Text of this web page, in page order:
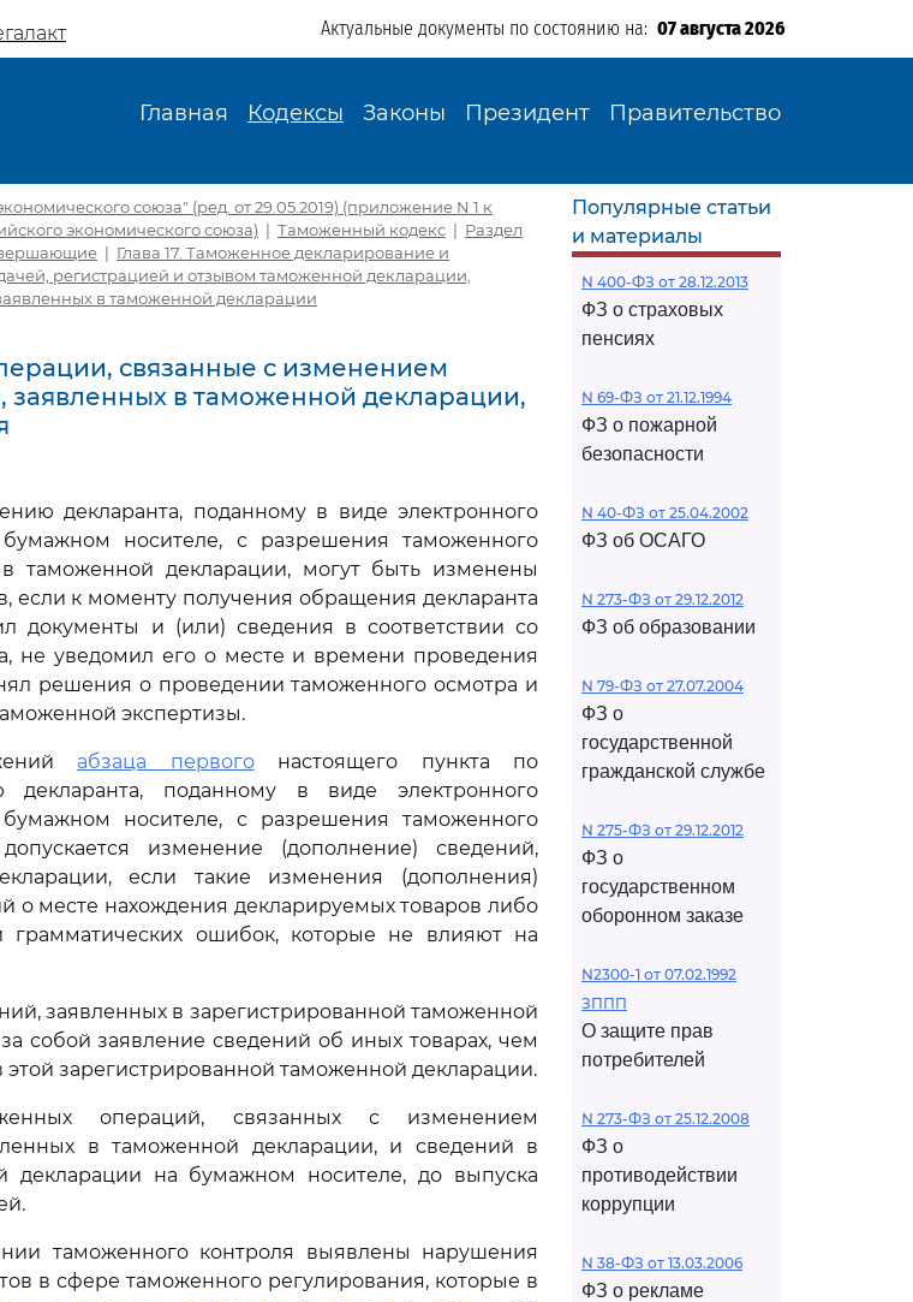
Актуальные документы по состоянию на: 07 августа 2026
Главная Кодексы Законы Президент Правительство
союза" (ред. от 29.05.2019) (приложение N 1 к
экономического союза) | Таможенный кодекс | Раздел
| Глава 17. Таможенное декларирование и
регистрацией и отзывом таможенной декларации,
в таможенной декларации
связанные с изменением
в таможенной декларации,
декларанта, поданному в виде электронного
носителе, с разрешения таможенного
таможенной декларации, могут быть изменены
если к моменту получения обращения декларанта
документы и (или) сведения в соответствии со
не уведомил его о месте и времени проведения
решения о проведении таможенного осмотра и
экспертизы.
абзаца первогонастоящего пункта по
декларанта, поданному в виде электронного
носителе, с разрешения таможенного
изменение (дополнение) сведений,
если такие изменения (дополнения)
о месте нахождения декларируемых товаров либо
грамматических ошибок, которые не влияют на
заявленных в зарегистрированной таможенной
собой заявление сведений об иных товарах, чем
зарегистрированной таможенной декларации.
операций, связанных с изменением
в таможенной декларации, и сведений в
декларации на бумажном носителе, до выпуска
таможенного контроля выявлены нарушения
в сфере таможенного регулирования, которые в
Популярные статьи
и материалы
N 400-ФЗ от 28.12.2013
ФЗ о страховых
пенсиях
N 69-ФЗ от 21.12.1994
ФЗ о пожарной
безопасности
N 40-ФЗ от 25.04.2002
ФЗ об ОСАГО
N 273-ФЗ от 29.12.2012
ФЗ об образовании
N 79-ФЗ от 27.07.2004
ФЗ о
государственной
гражданской службе
N 275-ФЗ от 29.12.2012
ФЗ о
государственном
оборонном заказе
N2300-1 от 07.02.1992
ЗППП
О защите прав
потребителей
N 273-ФЗ от 25.12.2008
ФЗ о
противодействии
коррупции
N 38-ФЗ от 13.03.2006
ФЗ о рекламе